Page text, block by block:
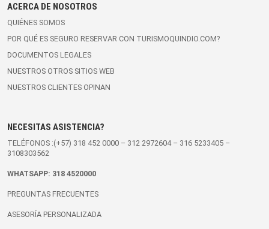
ACERCA DE NOSOTROS
QUIÉNES SOMOS
POR QUÉ ES SEGURO RESERVAR CON TURISMOQUINDIO.COM?
DOCUMENTOS LEGALES
NUESTROS OTROS SITIOS WEB
NUESTROS CLIENTES OPINAN
NECESITAS ASISTENCIA?
TELÉFONOS :(+57) 318 452 0000 – 312 2972604– 316 5233405 –
3108303562
WHATSAPP: 318 4520000
PREGUNTAS FRECUENTES
ASESORÍA PERSONALIZADA